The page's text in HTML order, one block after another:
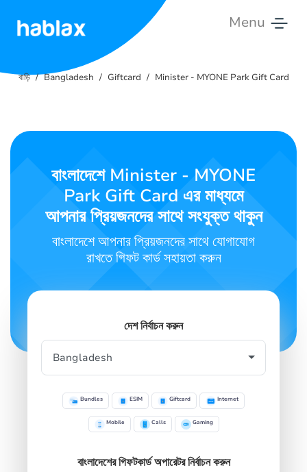
Menu
মূল্য
আমাদের
যোগাযোগ
SIGN INSIGN UP
বাড়ি Bangladesh Giftcard Minister - MYONE Park Gift Card
বাংলাদেশে Minister - MYONE
Park Gift Card এর মাধ্যমে
আপনার প্রিয়জনদের সাথে সংযুক্ত থাকুন
বাংলাদেশে আপনার প্রিয়জনদের সাথে যোগাযোগ
রাখতে গিফট কার্ড সহায়তা করুন
দেশ নির্বাচন করুন
Bundles ESIM Giftcard Internet
Mobile Calls Gaming
বাংলাদেশের গিফটকার্ড অপারেটর নির্বাচন করুন